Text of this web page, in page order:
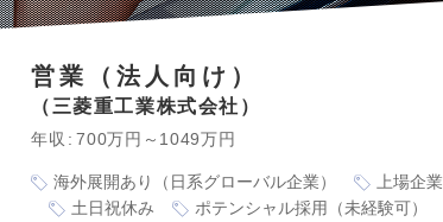
営業（法人向け）
三菱重工業株式会社
年収 700万円～1049万円
海外展開あり（日系グローバル企業） 上場企業
土日祝休み
ポテンシャル採用（未経験可）